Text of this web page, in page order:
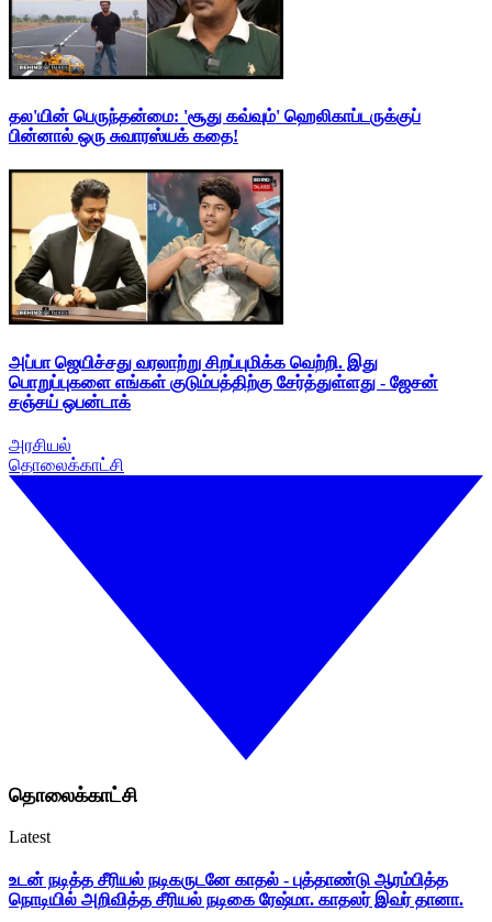
தல'யின் பெருந்தன்மை: 'சூது கவ்வும்' ஹெலிகாப்டருக்குப்
பின்னால் ஒரு சுவாரஸ்யக் கதை!
அப்பா ஜெயிச்சது வரலாற்று சிறப்புமிக்க வெற்றி. இது
பொறுப்புகளை எங்கள் குடும்பத்திற்கு சேர்த்துள்ளது - ஜேசன்
சஞ்சய் ஒபன்டாக்
அரசியல்
தொலைக்காட்சி
தொலைக்காட்சி
Latest
உடன் நடித்த சீரியல் நடிகருடனே காதல் - புத்தாண்டு ஆரம்பித்த
நொடியில் அறிவித்த சீரியல் நடிகை ரேஷ்மா. காதலர் இவர் தானா.